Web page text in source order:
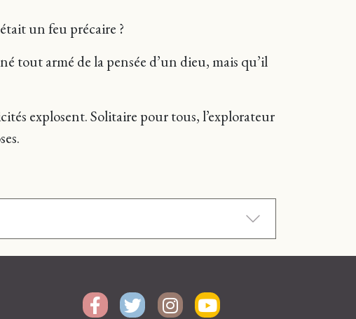
un feu précaire ?
tout armé de la pensée d’un dieu, mais qu’il
explosent. Solitaire pour tous, l’explorateur